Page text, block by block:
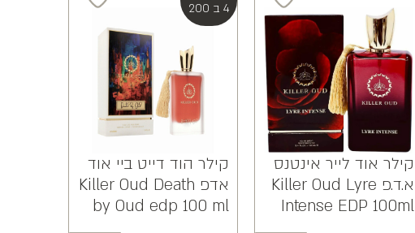
קילר אוד לייר אינטנס
א.ד.פ Killer Oud Lyre
Intense EDP 100ml
4 ב 200
קילר הוד דייט ביי אוד
אדפ Killer Oud Death
by Oud edp 100 ml